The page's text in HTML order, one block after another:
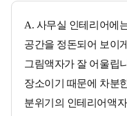
A. 사무실 인테리어에
공간을 정돈되어 보이
그림액자가 잘 어울립
장소이기 때문에 차분
분위기의 인테리어액